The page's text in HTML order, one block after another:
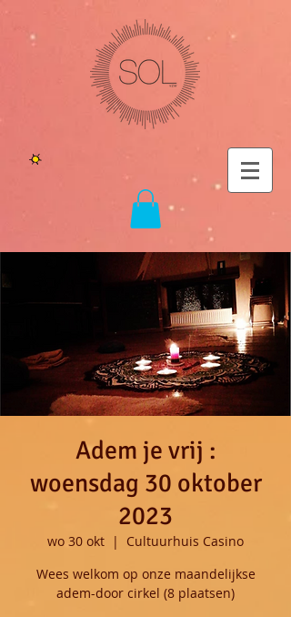
Adem je vrij :
woensdag 30 oktober
2023
wo 30 okt
  |
Cultuurhuis Casino
Wees welkom op onze maandelijkse
adem-door cirkel (8 plaatsen)